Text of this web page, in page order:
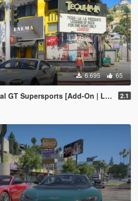
6.695 65
[Add-On | Legacy | Enhanced] 2.1